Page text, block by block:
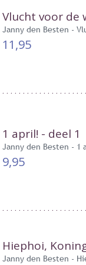
Vlucht voor de
Janny den Besten -
11,95
1 april! - deel 1
Janny den Besten - 1
9,95
Hiephoi,
Janny den Besten -